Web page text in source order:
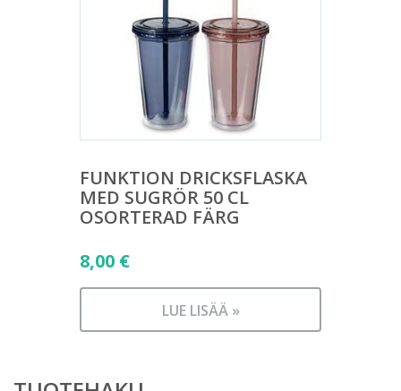
FUNKTION DRICKSFLASKA
MED SUGRÖR 50 CL
OSORTERAD FÄRG
8,00 €
LUE LISÄÄ »